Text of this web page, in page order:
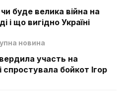
буде велика війна на
і що вигідно Україні
новина
участь на
спростувала бойкот Ігор